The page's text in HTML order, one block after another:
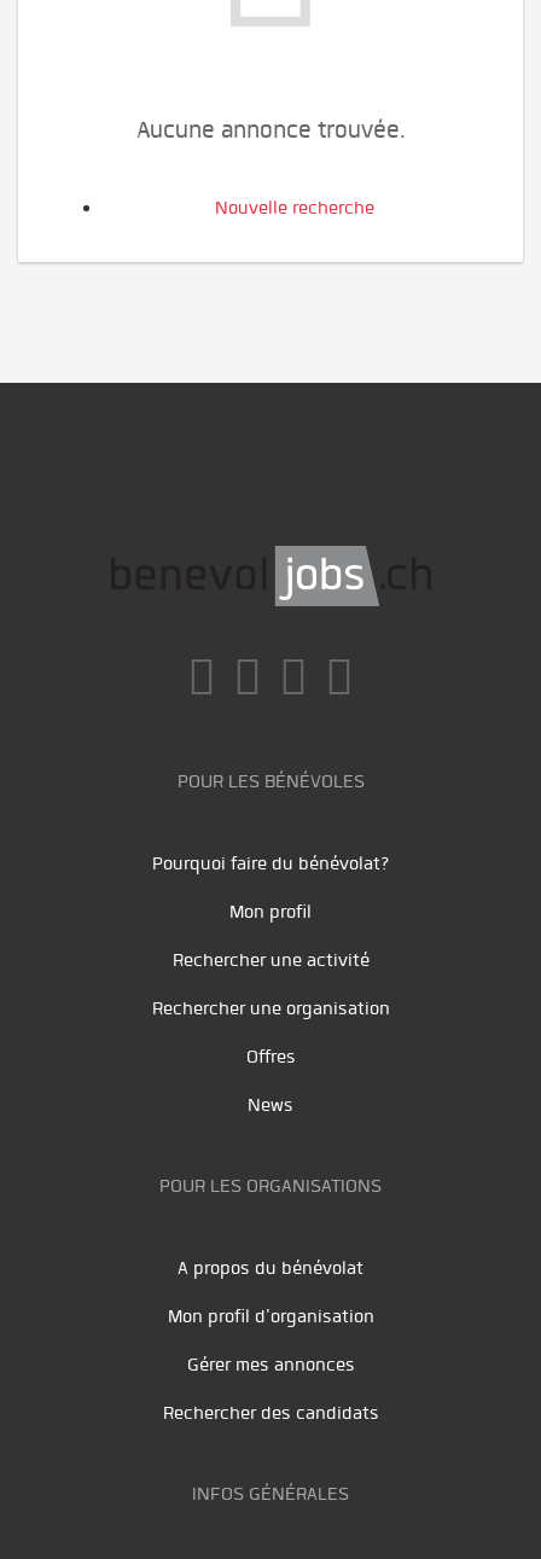
Aucune annonce trouvée.
Nouvelle recherche
POUR LES BÉNÉVOLES
Pourquoi faire du bénévolat?
Mon profil
Rechercher une activité
Rechercher une organisation
Offres
News
POUR LES ORGANISATIONS
A propos du bénévolat
Mon profil d'organisation
Gérer mes annonces
Rechercher des candidats
INFOS GÉNÉRALES